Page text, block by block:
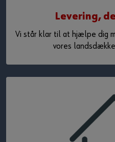
Levering,
Vi står klar til at hjælpe dig
vores